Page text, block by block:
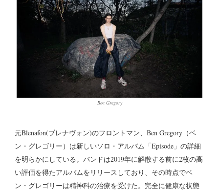
Ben Gregory
元Blenafon(ブレナヴォン)のフロントマン、Ben Gregory（ベ
ン・グレゴリー）は新しいソロ・アルバム「Episode」の詳細
を明らかにしている。バンドは2019年に解散する前に2枚の高
い評価を得たアルバムをリリースしており、その時点でベ
ン・グレゴリーは精神科の治療を受けた。完全に健康な状態